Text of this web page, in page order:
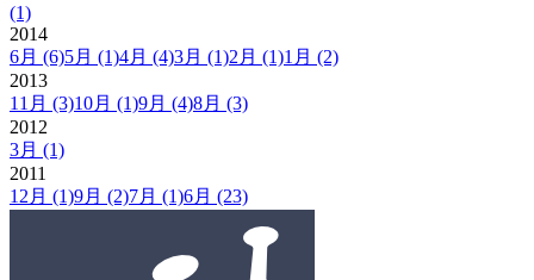
(1)
2014
6月 (6)5月 (1)4月 (4)3月 (1)2月 (1)1月 (2)
2013
11月 (3)10月 (1)9月 (4)8月 (3)
2012
3月 (1)
2011
12月 (1)9月 (2)7月 (1)6月 (23)